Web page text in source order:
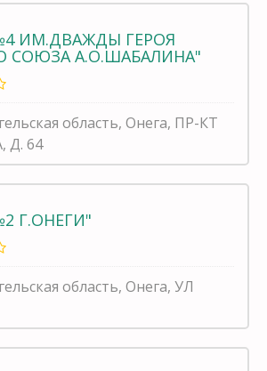
ИМ.ДВАЖДЫ ГЕРОЯ
СОЮЗА А.О.ШАБАЛИНА"
область, Онега, ПР-КТ
Д. 64
Г.ОНЕГИ"
область, Онега, УЛ